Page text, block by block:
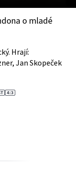
o mladé
Hrají:
Jan Skopeček